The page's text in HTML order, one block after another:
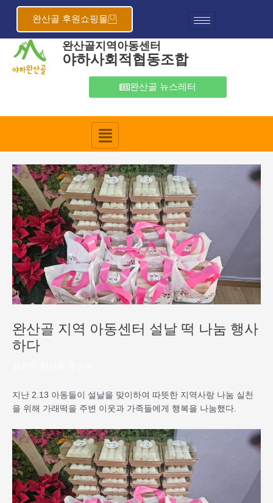
완산골 후원쇼핑몰
완산골지역아동센터
야하사회적협동조합
완산골 뉴스레터
완산골 지역 아동센터 설날 떡 나눔 행사
하다
지난 2.13 아동들이 설날을 맞이하여 따뜻한 지역사랑 나눔 실천
을 위해 가래떡을 주변 이웃과 가족들에게 행복을 나눔했다.
포
트
탐
색